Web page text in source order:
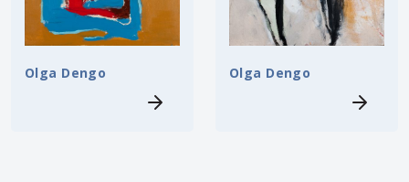
Olga Dengo Olga Dengo